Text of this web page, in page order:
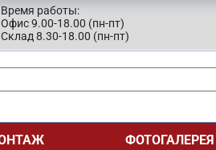
Время работы:
Офис 9.00-18.00 (пн-пт)
Склад 8.30-18.00 (пн-пт)
ФОТОГАЛЕРЕЯ